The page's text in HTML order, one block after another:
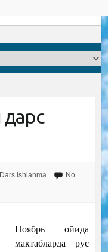
дарс
Dars ishlanma
No
Ноябрь ойида
мактабларда рус